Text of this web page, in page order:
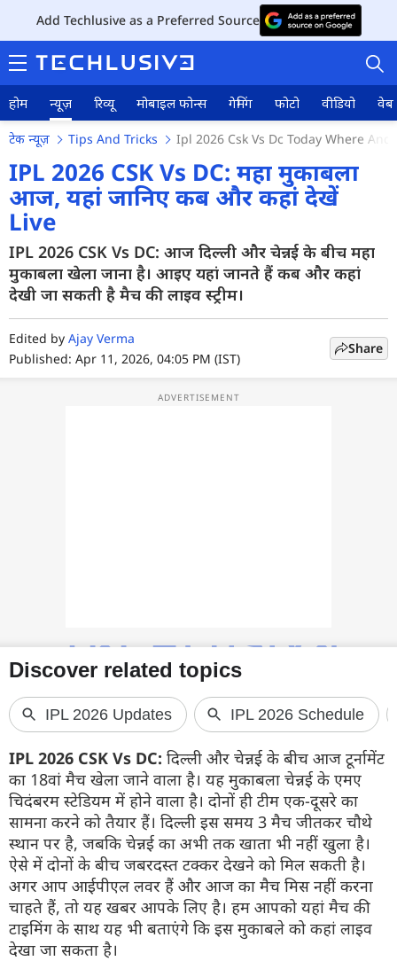
Add Techlusive as a Preferred Source
होम न्यूज़ रिव्यू मोबाइल फोन्स गेमिंग फोटो वीडियो वेब
होम
न्यूज़
रिव्यू
मोबाइल फोन्स
गेमिंग
टेक न्यूज़ Tips And Tricks Ipl 2026 Csk Vs Dc Today Where
IPL 2026 CSK Vs DC: महा मुकाबला
आज, यहां जानिए कब और कहां देखें
Live
IPL 2026 CSK Vs DC: आज दिल्ली और चेन्नई के बीच महा
मुकाबला खेला जाना है। आइए यहां जानते हैं कब और कहां
देखी जा सकती है मैच की लाइव स्ट्रीम।
Edited by Ajay Verma
Published: Apr 11, 2026, 04:05 PM (IST)
Share
IPL 2026 CSK Vs DC: दिल्ली और चेन्नई के बीच आज टूर्नामेंट
का 18वां मैच खेला जाने वाला है। यह मुकाबला चेन्नई के एमए
चिदंबरम स्टेडियम में होने वाला है। दोनों ही टीम एक-दूसरे का
सामना करने को तैयार हैं। दिल्ली इस समय 3 मैच जीतकर चौथे
स्थान पर है, जबकि चेन्नई का अभी तक खाता भी नहीं खुला है।
ऐसे में दोनों के बीच जबरदस्त टक्कर देखने को मिल सकती है।
अगर आप आईपीएल लवर हैं और आज का मैच मिस नहीं करना
चाहते हैं, तो यह खबर आपके लिए है। हम आपको यहां मैच की
टाइमिंग के साथ यह भी बताएंगे कि इस मुकाबले को कहां लाइव
देखा जा सकता है।